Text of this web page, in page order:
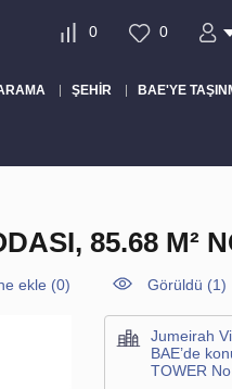
0 0
ŞEHIR BAE'YE
85.68 M²
ekle (0) Görüldü (1)
Jumeirah
BAE’de
TOWER